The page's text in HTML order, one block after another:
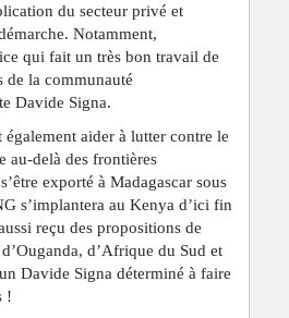
du secteur privé et
Notamment,
qui fait un très bon travail de
de la communauté
Davide Signa.
également aider à lutter contre le
au-delà des frontières
exporté à Madagascar sous
s’implantera au Kenya d’ici fin
reçu des propositions de
d’Afrique du Sud et
Davide Signa déterminé à faire
!